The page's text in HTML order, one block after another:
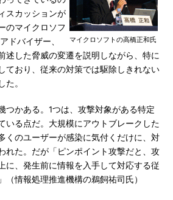
マイクロソフトの高橋正和氏
スカッションが
のマイクロソフ
ドバイザー、
述した脅威の変遷を説明しながら、特に
ており、従来の対策では駆除しきれない
た。
かある。1つは、攻撃対象がある特定
いる点だ。大規模にアウトブレークした
くのユーザーが感染に気付くだけに、対
れた。だが「ピンポイント攻撃だと、攻
に、発生前に情報を入手して対応する従
（情報処理推進機構の鵜飼祐司氏）